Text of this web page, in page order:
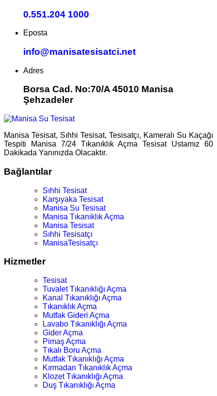
0.551.204 1000
Eposta
info@manisatesisatci.net
Adres
Borsa Cad. No:70/A 45010 Manisa
Şehzadeler
Manisa Tesisat, Sıhhi Tesisat, Tesisatçı, Kameralı Su Kaçağı
Tespiti Manisa 7/24 Tıkanıklık Açma Tesisat Ustamız 60
Dakikada Yanınızda Olacaktır.
Bağlantılar
Sıhhi Tesisat
Karşıyaka Tesisat
Manisa Su Tesisat
Manisa Tıkanıklık Açma
Manisa Tesisat
Sıhhi Tesisatçı
ManisaTesisatçı
Hizmetler
Tesisat
Tuvalet Tıkanıklığı Açma
Kanal Tıkanıklığı Açma
Tıkanıklık Açma
Mutfak Gideri Açma
Lavabo Tıkanıklığı Açma
Gider Açma
Pimaş Açma
Tıkalı Boru Açma
Mutfak Tıkanıklığı Açma
Kırmadan Tıkanıklık Açma
Klozet Tıkanıklığı Açma
Duş Tıkanıklığı Açma